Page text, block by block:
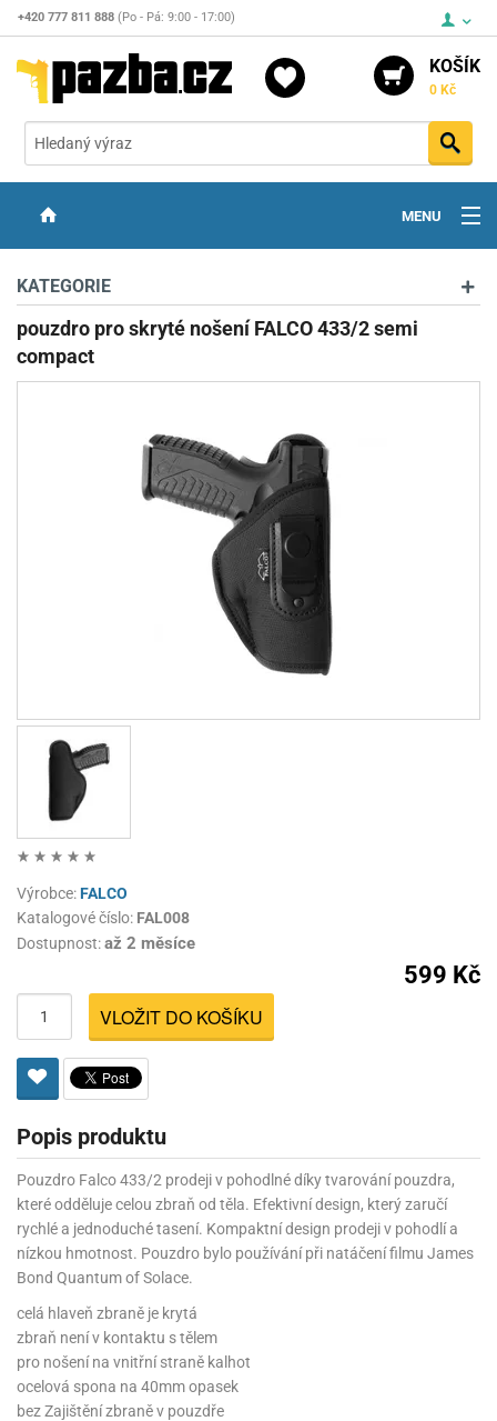
+420 777 811 888 (Po - Pá: 9:00 - 17:00)
KOŠÍK
0 Kč
MENU
STŘELIVO
DETEKTORY KOVŮ
KATEGORIE
pouzdro pro skryté nošení FALCO 433/2 semi
compact
Výrobce:FALCO
Katalogové číslo: FAL008
Dostupnost:až 2 měsíce
599 Kč
VLOŽIT DO KOŠÍKU
Popis produktu
Pouzdro Falco 433/2 prodeji v pohodlné díky tvarování pouzdra,
které odděluje celou zbraň od těla. Efektivní design, který zaručí
rychlé a jednoduché tasení. Kompaktní design prodeji v pohodlí a
nízkou hmotnost. Pouzdro bylo používání při natáčení filmu James
Bond Quantum of Solace.
celá hlaveň zbraně je krytá
zbraň není v kontaktu s tělem
pro nošení na vnitřní straně kalhot
ocelová spona na 40mm opasek
bez Zajištění zbraně v pouzdře